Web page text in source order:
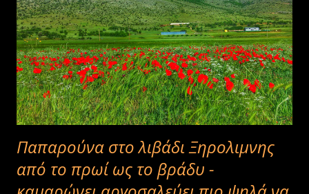
Παπαρούνα στο λιβάδι Ξηρολιμνης
από το πρωί ως το βράδυ -